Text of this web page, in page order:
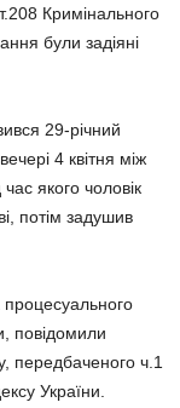
Кримінального
були задіяні
29-річний
4 квітня між
якого чоловік
потім задушив
процесуального
повідомили
передбаченого ч.1
України.